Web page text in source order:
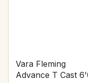
Vara Fleming
Advance T Cast